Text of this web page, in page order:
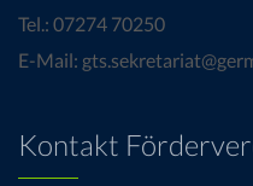
Tel.: 07274 70250
E-Mail:
Kontakt